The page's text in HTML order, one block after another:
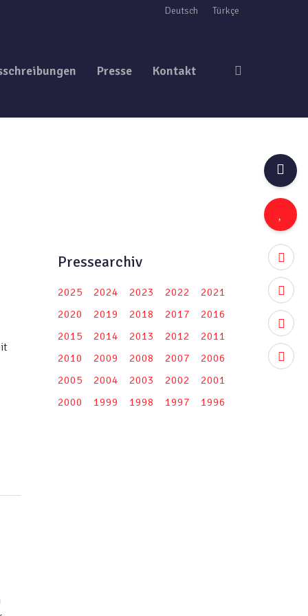
twitter
Deutsch Türkçe
Presse Kontakt
Pressearchiv
2025 2024 2023 2022
2021
2020
2019 2018 2017
2016
2015
2014 2013 2012
2011
2010
2009 2008 2007
2006
2005
2004 2003 2002
2001
2000
1999 1998 1997 1996